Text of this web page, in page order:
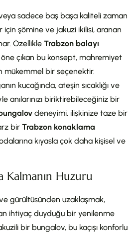
sadece baş başa kaliteli zaman
şömine ve jakuzi ikilisi, aranan
Özellikle Trabzon balayı
öne çıkan bu konsept, mahremiyet
mükemmel bir seçenektir.
kucağında, ateşin sıcaklığı ve
anılarınızı biriktirebileceğiniz bir
deneyimi, ilişkinize taze bir
bir Trabzon konaklama
kıyasla çok daha kişisel ve
Kalmanın Huzuru
gürültüsünden uzaklaşmak,
ihtiyaç duyduğu bir yenilenme
bir bungalov, bu kaçışı konforlu